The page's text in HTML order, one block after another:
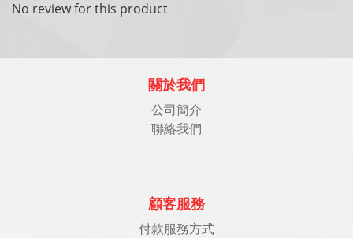
No review for this product
關於我們
公司簡介
聯絡我們
顧客服務
付款服務方式